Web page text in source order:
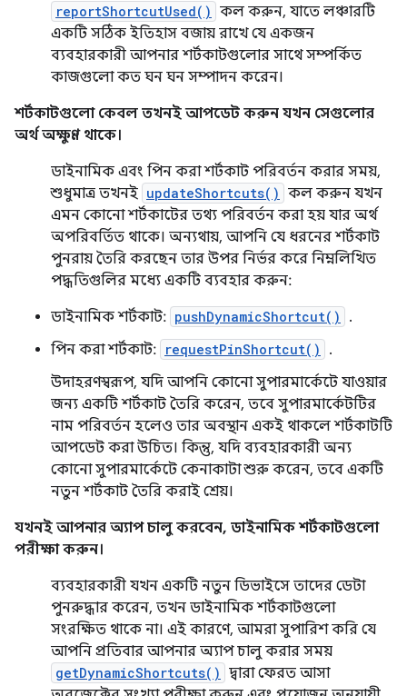
reportShortcutUsed() কল করুন, যাতে লঞ্চারটি
একটি সঠিক ইতিহাস বজায় রাখে যে একজন
ব্যবহারকারী আপনার শর্টকাটগুলোর সাথে সম্পর্কিত
কাজগুলো কত ঘন ঘন সম্পাদন করেন।
শর্টকাটগুলো কেবল তখনই আপডেট করুন যখন সেগুলোর
অর্থ অক্ষুণ্ণ থাকে।
ডাইনামিক এবং পিন করা শর্টকাট পরিবর্তন করার সময়,
শুধুমাত্র তখনই updateShortcuts() কল করুন যখন
এমন কোনো শর্টকাটের তথ্য পরিবর্তন করা হয় যার অর্থ
অপরিবর্তিত থাকে। অন্যথায়, আপনি যে ধরনের শর্টকাট
পুনরায় তৈরি করছেন তার উপর নির্ভর করে নিম্নলিখিত
পদ্ধতিগুলির মধ্যে একটি ব্যবহার করুন:
ডাইনামিক শর্টকাট: pushDynamicShortcut()
.
পিন করা শর্টকাট: requestPinShortcut()
.
উদাহরণস্বরূপ, যদি আপনি কোনো সুপারমার্কেটে যাওয়ার
জন্য একটি শর্টকাট তৈরি করেন, তবে সুপারমার্কেটটির
নাম পরিবর্তন হলেও তার অবস্থান একই থাকলে শর্টকাটটি
আপডেট করা উচিত। কিন্তু, যদি ব্যবহারকারী অন্য
কোনো সুপারমার্কেটে কেনাকাটা শুরু করেন, তবে একটি
নতুন শর্টকাট তৈরি করাই শ্রেয়।
যখনই আপনার অ্যাপ চালু করবেন, ডাইনামিক শর্টকাটগুলো
পরীক্ষা করুন।
ব্যবহারকারী যখন একটি নতুন ডিভাইসে তাদের ডেটা
পুনরুদ্ধার করেন, তখন ডাইনামিক শর্টকাটগুলো
সংরক্ষিত থাকে না। এই কারণে, আমরা সুপারিশ করি যে
আপনি প্রতিবার আপনার অ্যাপ চালু করার সময়
getDynamicShortcuts() দ্বারা ফেরত আসা